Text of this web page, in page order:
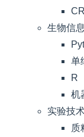
生物信
单
R
机
实验技
质